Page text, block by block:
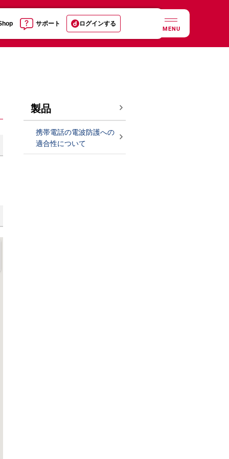
サポート ログインする
MENU
製品
携帯電話の電波防護への
適合性について